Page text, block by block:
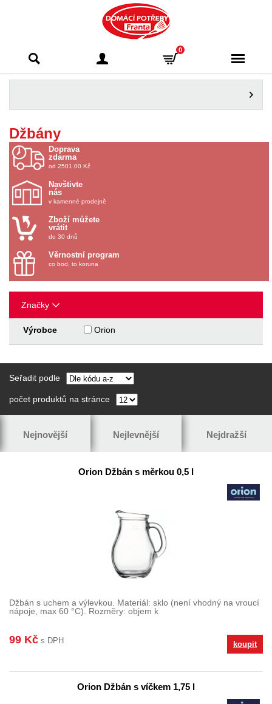
Franta - Příbram
0
Džbány
Doprava
zdarma
od 2501.00 Kč
Navštivte
nás
v kamenné prodejně
Zboží můžete
vrátit
do 30 dnů
Věrnostní program
co bod, to koruna
Značky
Výrobce Orion
Seřadit podle
počet produktů na stránce
Nejnovější Nejlevnější Nejdražší
Orion Džbán s měrkou 0,5 l
Džbán s uchem a výlevkou. Materiál: sklo (není vhodný na vroucí
nápoje, max 60 °C). Rozměry: objem k
99 Kč s DPH koupit
Orion Džbán s víčkem 1,75 l